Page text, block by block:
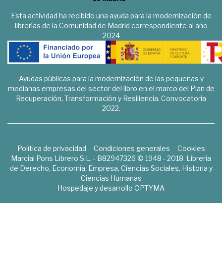
Esta actividad ha recibido una ayuda para la modernización de
librerías de la Comunidad de Madrid correspondiente al año
2024
Ayudas públicas para la modernización de las pequeñas y
medianas empresas del sector del libro en el marco del Plan de
Recuperación, Transformación y Resiliencia. Convocatoria
2022.
Política de privacidad Condiciones generales
Cookies
Marcial Pons Librero S.L. - B82947326 © 1948 - 2018. Librería
de Derecho, Economía, Empresa, Ciencias Sociales, Historia y
Ciencias Humanas
Hospedaje y desarrollo OPTYMA